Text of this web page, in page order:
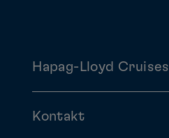
Hapag-Lloyd Cruises
Kontakt